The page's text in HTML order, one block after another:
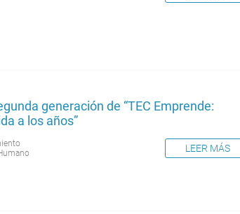
generación de “TEC Emprende:
a los años”
LEER MÁS